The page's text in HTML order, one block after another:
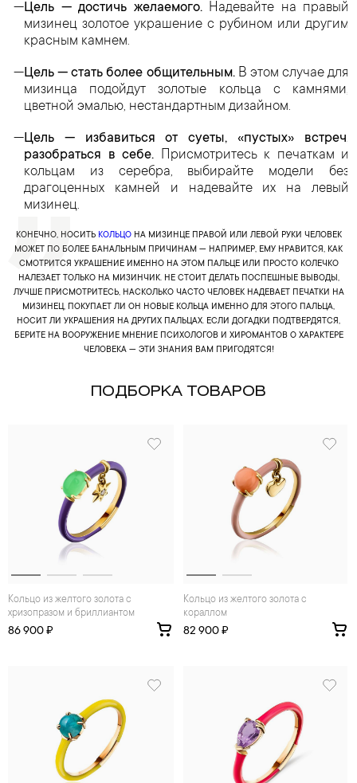
Цель — достичь желаемого.Надевайте на правый
мизинец золотое украшение с рубином или другим
красным камнем.
Цель — стать более общительным.В этом случае для
мизинца подойдут золотые кольца с камнями,
цветной эмалью, нестандартным дизайном.
Цель — избавиться от суеты, «пустых» встреч,
разобраться в себе. Присмотритесь к печаткам и
кольцам из серебра, выбирайте модели без
драгоценных камней и надевайте их на левый
мизинец.
КОНЕЧНО, НОСИТЬ КОЛЬЦОНА МИЗИНЦЕ ПРАВОЙ ИЛИ ЛЕВОЙ РУКИ ЧЕЛОВЕК
МОЖЕТ ПО БОЛЕЕ БАНАЛЬНЫМ ПРИЧИНАМ — НАПРИМЕР, ЕМУ НРАВИТСЯ, КАК
СМОТРИТСЯ УКРАШЕНИЕ ИМЕННО НА ЭТОМ ПАЛЬЦЕ ИЛИ ПРОСТО КОЛЕЧКО
НАЛЕЗАЕТ ТОЛЬКО НА МИЗИНЧИК. НЕ СТОИТ ДЕЛАТЬ ПОСПЕШНЫЕ ВЫВОДЫ,
ЛУЧШЕ ПРИСМОТРИТЕСЬ, НАСКОЛЬКО ЧАСТО ЧЕЛОВЕК НАДЕВАЕТ ПЕЧАТКИ НА
МИЗИНЕЦ, ПОКУПАЕТ ЛИ ОН НОВЫЕ КОЛЬЦА ИМЕННО ДЛЯ ЭТОГО ПАЛЬЦА,
НОСИТ ЛИ УКРАШЕНИЯ НА ДРУГИХ ПАЛЬЦАХ. ЕСЛИ ДОГАДКИ ПОДТВЕРДЯТСЯ,
БЕРИТЕ НА ВООРУЖЕНИЕ МНЕНИЕ ПСИХОЛОГОВ И ХИРОМАНТОВ О ХАРАКТЕРЕ
ЧЕЛОВЕКА — ЭТИ ЗНАНИЯ ВАМ ПРИГОДЯТСЯ!
ПОДБОРКА ТОВАРОВ
Кольцо из желтого золота с
хризопразом и бриллиантом
86 900 ₽
Кольцо из желтого золота с
кораллом
82 900 ₽